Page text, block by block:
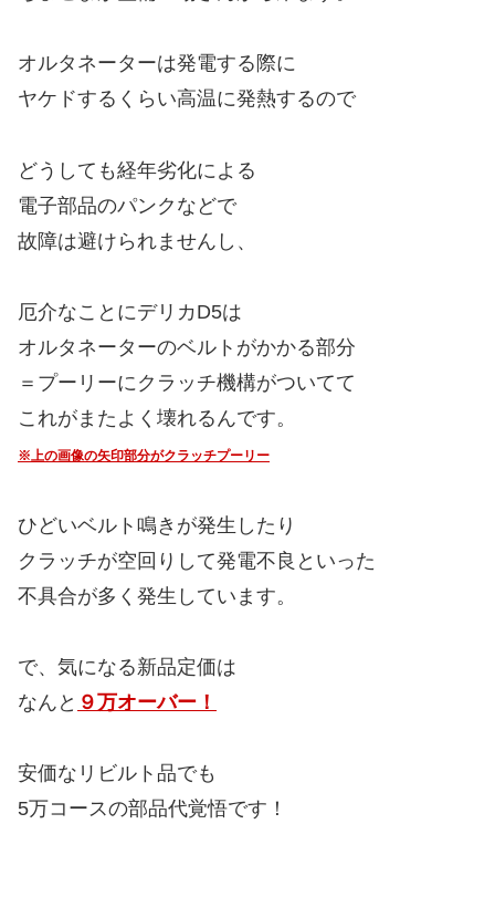
オルタネーターは発電する際に
ヤケドするくらい高温に発熱するので
どうしても経年劣化による
電子部品のパンクなどで
故障は避けられませんし、
厄介なことにデリカD5は
オルタネーターのベルトがかかる部分
＝プーリーにクラッチ機構がついてて
これがまたよく壊れるんです。
※上の画像の矢印部分がクラッチプーリー
ひどいベルト鳴きが発生したり
クラッチが空回りして発電不良といった
不具合が多く発生しています。
で、気になる新品定価は
なんと ９万オーバー！
安価なリビルト品でも
5万コースの部品代覚悟です！